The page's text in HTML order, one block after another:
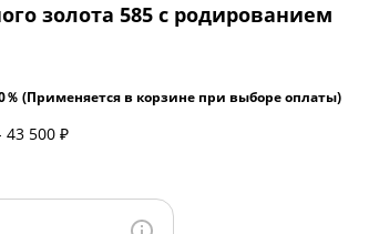
золота 585 с родированием
(Применяется в корзине при выборе оплаты)
500 ₽